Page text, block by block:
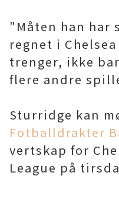
"Måten han har
regnet i
trenger, ikke
flere andre
Sturridge kan
Fotballdrakter
vertskap for
League på